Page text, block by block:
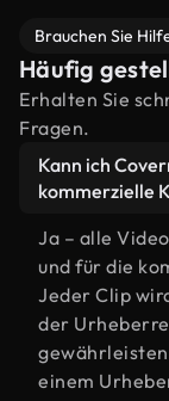
Brauchen Sie
Häufig
Erhalten Sie
Fragen.
Kann ich
kommerzielle
Ja – alle
und für die
Jeder Clip
der
einem